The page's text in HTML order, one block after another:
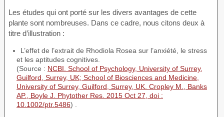
Les études qui ont porté sur les divers avantages de cette
plante sont nombreuses. Dans ce cadre, nous citons deux à
titre d’illustration :
L’effet de l’extrait de Rhodiola Rosea sur l’anxiété, le stress
et les aptitudes cognitives.
(Source : NCBI. School of Psychology, University of Surrey,
Guilford, Surrey, UK; School of Biosciences and Medicine,
University of Surrey, Guilford, Surrey, UK. Cropley M., Banks
AP., Boyle J. Phytother Res. 2015 Oct 27, doi :
10.1002/ptr.5486) .